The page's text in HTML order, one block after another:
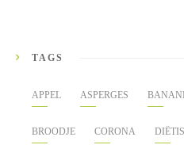
TAGS
APPEL ASPERGES
BROODJE CORONA